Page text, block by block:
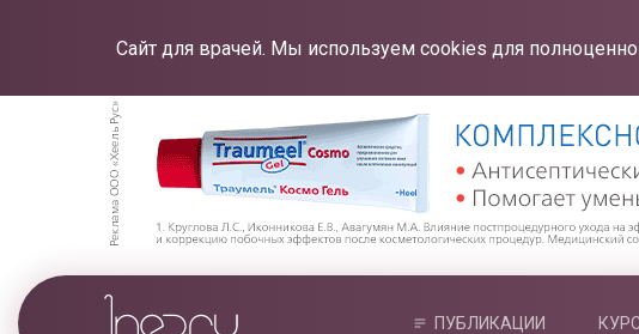
Сайт для врачей. Мы используем cookies для
ПУБЛИКАЦИИ